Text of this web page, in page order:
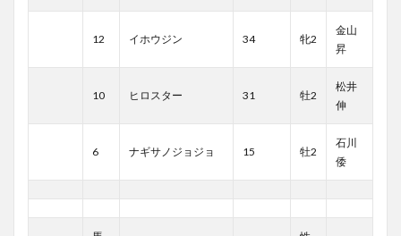
12 イホウジン 34 牝2
金山
昇
10 ヒロスター 31 牡2
松井
伸
6 ナギサノジョジョ 15 牡2
石川
倭